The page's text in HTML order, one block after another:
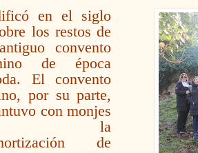
en el siglo
los restos de
convento
de época
El convento
por su parte,
con monjes
la
de